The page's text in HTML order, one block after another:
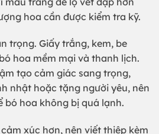
hoa cần được kiểm tra kỹ.
trọng. Giấy trắng, kem, be
hoa mềm mại và thanh lịch.
tạo cảm giác sang trọng,
nhật hoặc tặng người yêu, nên
bó hoa không bị quá lạnh.
xúc hơn, nên viết thiệp kèm